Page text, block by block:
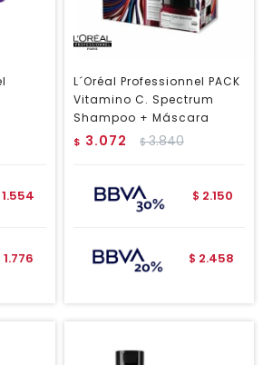
1.554
1.776
L´Oréal Professionnel PACK
Vitamino C. Spectrum
Shampoo + Máscara
$ 3.072 $3.840
$ 2.150
$ 2.458